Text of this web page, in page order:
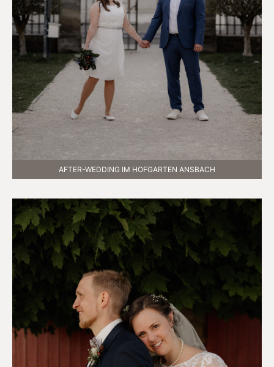
AFTER-WEDDING IM HOFGARTEN ANSBACH